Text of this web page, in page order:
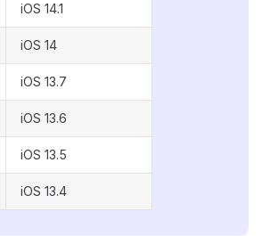
iOS 14.1
iOS 14
iOS 13.7
iOS 13.6
iOS 13.5
iOS 13.4